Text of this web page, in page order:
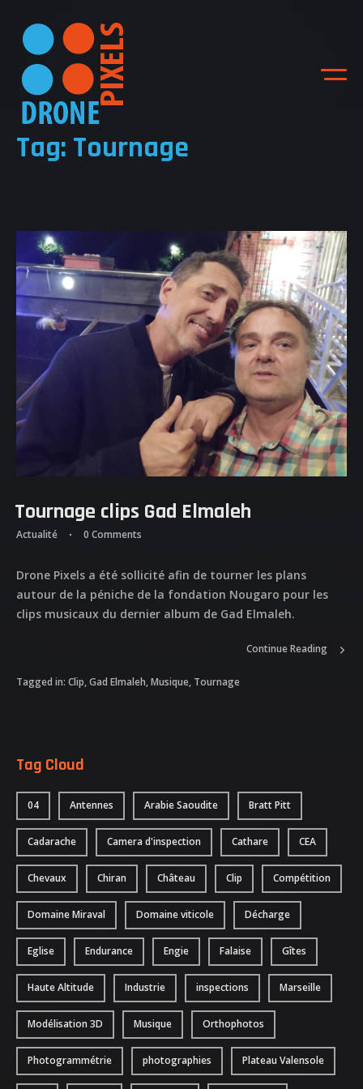
ACCUEIL
NOS DIFFERENTES
NOS REALISATIONS
NOUS CONTACTER
ATTESTATIONS
Tag: Tournage
Tournage clips Gad Elmaleh
Actualité 0 Comments
Drone Pixels a été sollicité afin de tourner les plans
autour de la péniche de la fondation Nougaro pour les
clips musicaux du dernier album de Gad Elmaleh.
Tagged in: Clip,Gad Elmaleh,Musique, Tournage
Continue Reading
Tag Cloud
04 Antennes Arabie Saoudite Bratt Pitt
Cadarache Camera d'inspection Cathare CEA
Chevaux Chiran Château Clip Compétition
Domaine Miraval Domaine viticole Décharge
Eglise Endurance Engie Falaise Gîtes
Haute Altitude Industrie inspections Marseille
Modélisation 3D Musique Orthophotos
Photogrammétrie photographies Plateau Valensole